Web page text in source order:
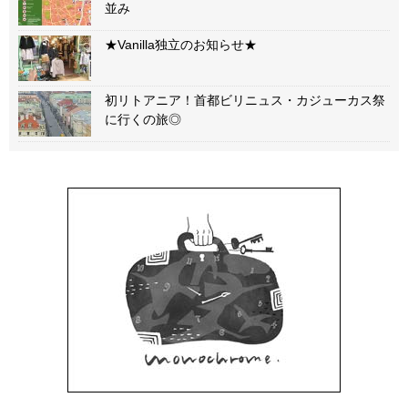
並み
★Vanilla独立のお知らせ★
初リトアニア！首都ビリニュス・カジューカス祭
に行くの旅◎